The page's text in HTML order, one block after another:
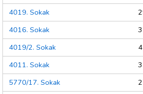
4019. Sokak
4016. Sokak
4019/2. Sokak
4011. Sokak
5770/17. Sokak